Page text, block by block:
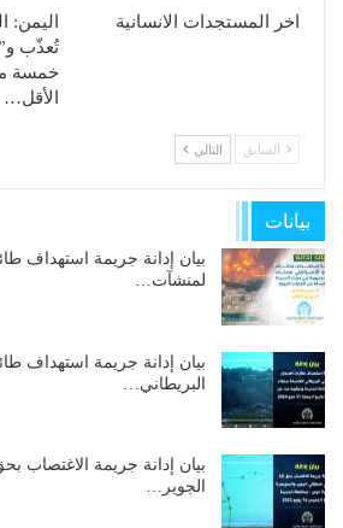
اخر المستجدات الانسانية
الیمن:
تُعذّب
خمسة
الأقل…
السابق التالي
بيانات
بيان إدانة جريمة استهداف
لمنشآت…
بيان إدانة جريمة استهداف
البريطاني…
الجوير…